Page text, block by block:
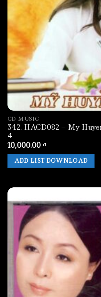
CD MUSIC
342. HACD082 – My
4
10,000.00 ₫
ADD LIST DOWNLOAD